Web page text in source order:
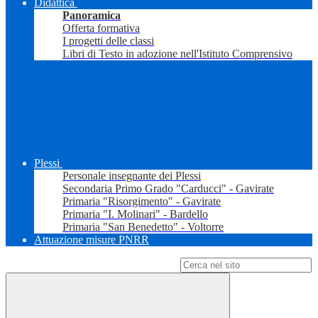
Didattica
Panoramica
Offerta formativa
I progetti delle classi
Libri di Testo in adozione nell'Istituto Comprensivo
Plessi
Personale insegnante dei Plessi
Secondaria Primo Grado "Carducci" - Gavirate
Primaria "Risorgimento" - Gavirate
Primaria "I. Molinari" - Bardello
Primaria "San Benedetto" - Voltorre
Attuazione misure PNRR